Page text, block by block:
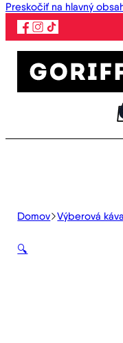
Preskočiť na hlavný
Domov Výberová káva
🔍